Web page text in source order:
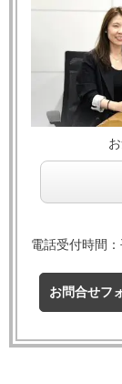
電話受付時間
お問合せフ